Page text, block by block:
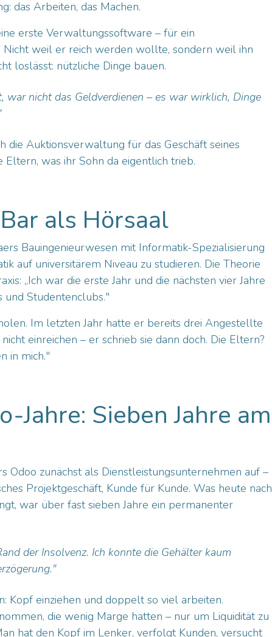
das Arbeiten, das Machen.
erste Verwaltungssoftware – für ein
weil er reich werden wollte, sondern weil ihn
loslässt: nützliche Dinge bauen.
war nicht das Geldverdienen – es war wirklich, Dinge
die Auktionsverwaltung für das Geschäft seines
was ihr Sohn da eigentlich trieb.
als Hörsaal
Bauingenieurwesen mit Informatik-Spezialisierung
auf universitärem Niveau zu studieren. Die Theorie
„Ich war die erste Jahr und die nächsten vier Jahre
und Studentenclubs."
Im letzten Jahr hatte er bereits drei Angestellte
einreichen – er schrieb sie dann doch. Die Eltern?
in mich."
Jahre: Sieben Jahre am
Odoo zunächst als Dienstleistungsunternehmen auf –
Projektgeschäft, Kunde für Kunde. Was heute nach
war über fast sieben Jahre ein permanenter
der Insolvenz. Ich konnte die Gehälter kaum
Kopf einziehen und doppelt so viel arbeiten.
die wenig Marge hatten – nur um Liquidität zu
hat den Kopf im Lenker, verfolgt Kunden, versucht